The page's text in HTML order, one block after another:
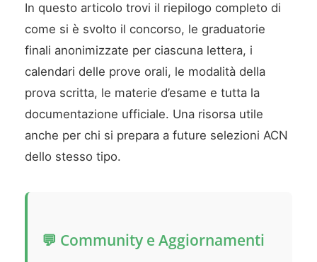
In questo articolo trovi il riepilogo completo di
come si è svolto il concorso, le graduatorie
finali anonimizzate per ciascuna lettera, i
calendari delle prove orali, le modalità della
prova scritta, le materie d’esame e tutta la
documentazione ufficiale. Una risorsa utile
anche per chi si prepara a future selezioni ACN
dello stesso tipo.
💬 Community e Aggiornamenti